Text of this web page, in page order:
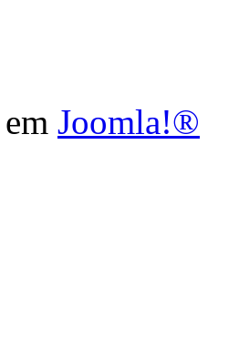
Joomla!®